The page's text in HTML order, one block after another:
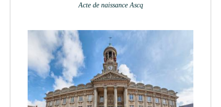
Acte de naissance Ascq